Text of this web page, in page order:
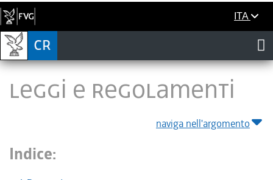
ITA
LEGGI E REGOLAMENTI
naviga nell'argomento
Indice: